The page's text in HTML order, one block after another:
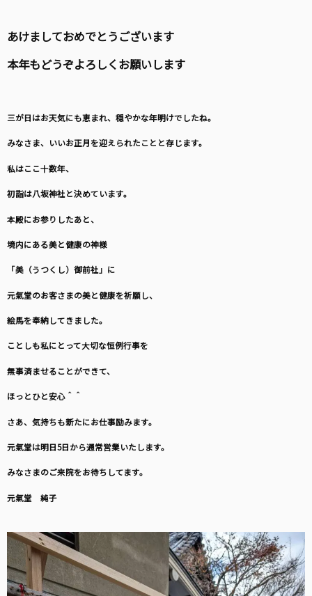
あけましておめでとうございます
本年もどうぞよろしくお願いします
三が日はお天気にも恵まれ、穏やかな年明けでしたね。
みなさま、いいお正月を迎えられたことと存じます。
私はここ十数年、
初詣は八坂神社と決めています。
本殿にお参りしたあと、
境内にある美と健康の神様
「美（うつくし）御前社」に
元氣堂のお客さまの美と健康を祈願し、
絵馬を奉納してきました。
ことしも私にとって大切な恒例行事を
無事済ませることができて、
ほっとひと安心＾＾
さあ、気持ちも新たにお仕事励みます。
元氣堂は明日5日から通常営業いたします。
みなさまのご来院をお待ちしてます。
元氣堂 純子